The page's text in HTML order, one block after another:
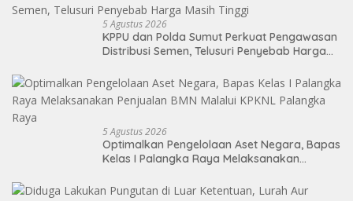
5 Agustus 2026
KPPU dan Polda Sumut Perkuat Pengawasan
Distribusi Semen, Telusuri Penyebab Harga
5 Agustus 2026
Optimalkan Pengelolaan Aset Negara, Bapas
Kelas I Palangka Raya Melaksanakan